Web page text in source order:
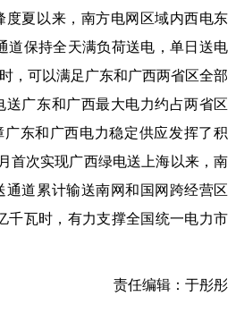
夏以来，南方电网区域内西电东
道保持全天满负荷送电，单日送电
，可以满足广东和广西两省区全部
送广东和广西最大电力约占两省区
广东和广西电力稳定供应发挥了积
首次实现广西绿电送上海以来，南
通道累计输送南网和国网跨经营区
千瓦时，有力支撑全国统一电力市
责任编辑：于彤彤